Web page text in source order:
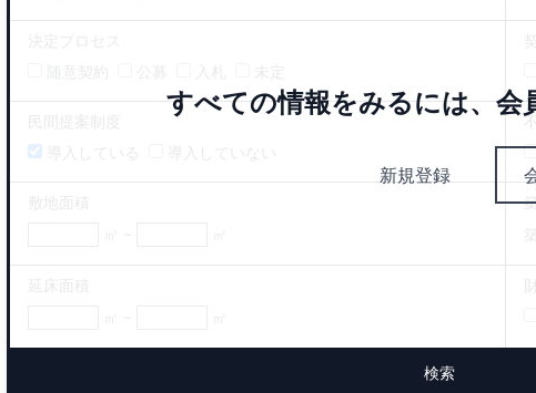
すべての情報をみるには、会
新規登録